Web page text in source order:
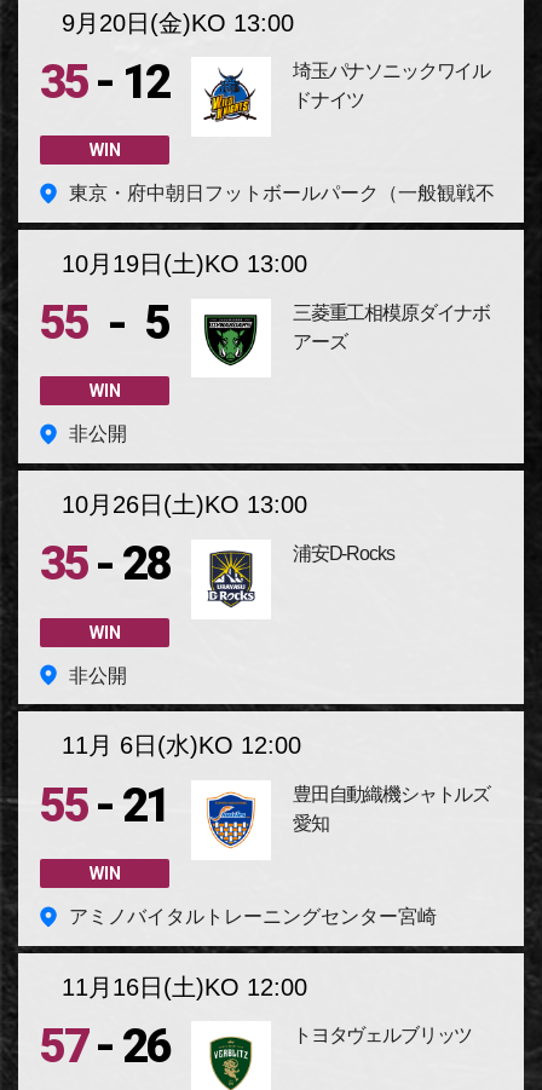
9月20日(金)KO 13:00
35- 12
WIN
埼玉パナソニックワイル
ドナイツ
東京・府中朝日フットボールパーク（一般観戦不
可）
10月19日(土)KO 13:00
55 - 5
WIN
三菱重工相模原ダイナボ
アーズ
非公開
10月26日(土)KO 13:00
35- 28
WIN
浦安D-Rocks
非公開
11月 6日(水)KO 12:00
55- 21
WIN
豊田自動織機シャトルズ
愛知
アミノバイタルトレーニングセンター宮崎
11月16日(土)KO 12:00
57- 26 トヨタヴェルブリッツ